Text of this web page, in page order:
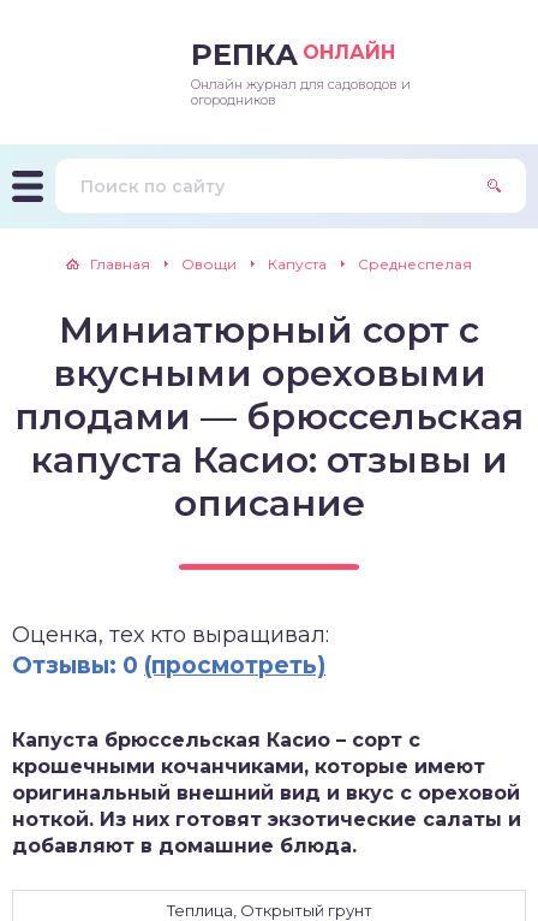
РЕПКА ОНЛАЙН
Онлайн журнал для садоводов и
огородников
Главная Овощи Капуста Среднеспелая
Миниатюрный сорт с
вкусными ореховыми
плодами — брюссельская
капуста Касио: отзывы и
описание
Оценка, тех кто выращивал:
Отзывы: 0 (просмотреть)
Капуста брюссельская Касио – сорт с
крошечными кочанчиками, которые имеют
оригинальный внешний вид и вкус с ореховой
ноткой. Из них готовят экзотические салаты и
добавляют в домашние блюда.
Теплица, Открытый грунт
и подкормки